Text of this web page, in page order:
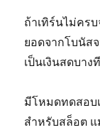
ถ้าเทิร์นไม่คร
ยอดจากโบนัส
เป็นเงินสดบา
มีโหมดทดสอบ
สำหรับสล็อต